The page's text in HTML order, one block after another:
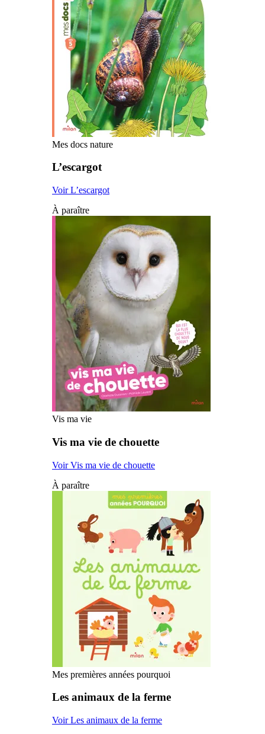
Mes docs nature
L’escargot
Voir L’escargot
À paraître
Vis ma vie
Vis ma vie de chouette
Voir Vis ma vie de chouette
À paraître
Mes premières années pourquoi
Les animaux de la ferme
Voir Les animaux de la ferme